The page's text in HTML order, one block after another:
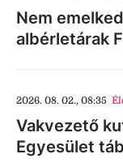
Nem
albérletárak
2026. 08. 02., 08:35
Vakvezető
Egyesület